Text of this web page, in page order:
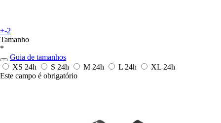
+-2
Tamanho
*
Guia de tamanhos
XS 24h S 24h M 24h L 24h XL 24h
Este campo é obrigatório